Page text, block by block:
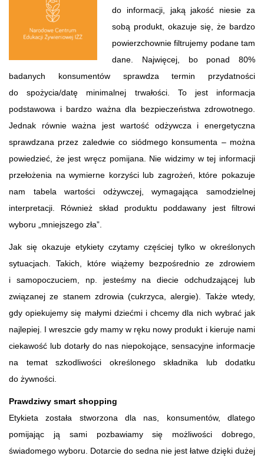
do informacji, jaką jakość niesie za
sobą produkt, okazuje się, że bardzo
powierzchownie filtrujemy podane tam
dane. Najwięcej, bo ponad 80%
badanych konsumentów sprawdza termin przydatności
do spożycia/datę minimalnej trwałości. To jest informacja
podstawowa i bardzo ważna dla bezpieczeństwa zdrowotnego.
Jednak równie ważna jest wartość odżywcza i energetyczna
sprawdzana przez zaledwie co siódmego konsumenta – można
powiedzieć, że jest wręcz pomijana. Nie widzimy w tej informacji
przełożenia na wymierne korzyści lub zagrożeń, które pokazuje
nam tabela wartości odżywczej, wymagająca samodzielnej
interpretacji. Również skład produktu poddawany jest filtrowi
wyboru „mniejszego zła”.
Jak się okazuje etykiety czytamy częściej tylko w określonych
sytuacjach. Takich, które wiążemy bezpośrednio ze zdrowiem
i samopoczuciem, np. jesteśmy na diecie odchudzającej lub
związanej ze stanem zdrowia (cukrzyca, alergie). Także wtedy,
gdy opiekujemy się małymi dziećmi i chcemy dla nich wybrać jak
najlepiej. I wreszcie gdy mamy w ręku nowy produkt i kieruje nami
ciekawość lub dotarły do nas niepokojące, sensacyjne informacje
na temat szkodliwości określonego składnika lub dodatku
do żywności.
Prawdziwy smart shopping
Etykieta została stworzona dla nas, konsumentów, dlatego
pomijając ją sami pozbawiamy się możliwości dobrego,
świadomego wyboru. Dotarcie do sedna nie jest łatwe dzięki dużej